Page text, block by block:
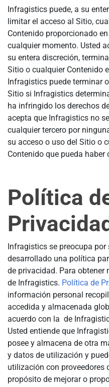
Infragistics puede, a su
limitar el acceso al Sitio,
Contenido proporcionado
cualquier momento. Usted
su entera discreción,
Sitio o cualquier Contenido
Infragistics puede terminar
Sitio si Infragistics
ha infringido los derechos
acepta que Infragistics no
cualquier tercero por
su acceso o uso del Sitio o
Contenido que pueda haber
Política
Infragistics se preocupa por
desarrollado una política
de privacidad. Para
de Infragistics. Política de
información personal
accedida y almacenada
acuerdo con la de
Usted entiende que
posee y almacena de otra
y datos de utilización y
utilización con proveedores
propósito de mejorar o